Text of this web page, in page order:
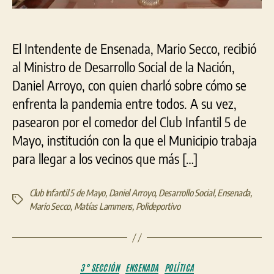
El Intendente de Ensenada, Mario Secco, recibió
al Ministro de Desarrollo Social de la Nación,
Daniel Arroyo, con quien charló sobre cómo se
enfrenta la pandemia entre todos. A su vez,
pasearon por el comedor del Club Infantil 5 de
Mayo, institución con la que el Municipio trabaja
para llegar a los vecinos que más […]
Etiquetas
Club Infantil 5 de Mayo, Daniel Arroyo, Desarrollo Social,Ensenada,
Mario Secco, Matías Lammens, Polideportivo
Categorías
3° SECCIÓN ENSENADA POLÍTICA